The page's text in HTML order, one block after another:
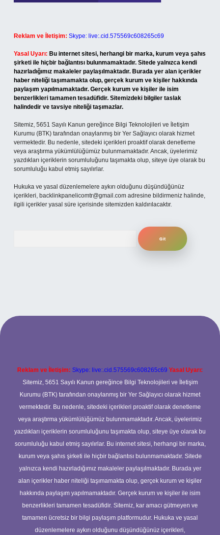
Reklam ve İletişim: Skype: live:.cid.575569c608265c69
Yasal Uyarı: Bu internet sitesi, herhangi bir marka, kurum veya şahıs
şirketi ile hiçbir bağlantısı bulunmamaktadır. Sitede yalnızca kendi
hazırladığımız makaleler paylaşılmaktadır. Burada yer alan içerikler
haber niteliği taşımamakta olup, gerçek kurum ve kişiler hakkında
paylaşım yapılmamaktadır. Gerçek kurum ve kişiler ile isim
benzerlikleri tamamen tesadüfidir. Sitemizdeki bilgiler taslak
halindedir ve tavsiye niteliği taşımazlar.
Sitemiz, 5651 Sayılı Kanun gereğince Bilgi Teknolojileri ve İletişim
Kurumu (BTK) tarafından onaylanmış bir Yer Sağlayıcı olarak hizmet
vermektedir. Bu nedenle, sitedeki içerikleri proaktif olarak denetleme
veya araştırma yükümlülüğümüz bulunmamaktadır. Ancak, üyelerimiz
yazdıkları içeriklerin sorumluluğunu taşımakta olup, siteye üye olarak bu
sorumluluğu kabul etmiş sayılırlar.
Hukuka ve yasal düzenlemelere aykırı olduğunu düşündüğünüz
içerikleri, backlinkpanelicomtr@gmail.com adresine bildirmeniz halinde,
ilgili içerikler yasal süre içerisinde sitemizden kaldırılacaktır.
betexper.xyz
Reklam ve İletişim: Skype: live:.cid.575569c608265c69 Yasal Uyarı:
Sitemiz, 5651 Sayılı Kanun gereğince Bilgi Teknolojileri ve İletişim
Kurumu (BTK) tarafından onaylanmış bir Yer Sağlayıcı olarak hizmet
vermektedir. Bu nedenle, sitedeki içerikleri proaktif olarak denetleme
veya araştırma yükümlülüğümüz bulunmamaktadır. Ancak, üyelerimiz
yazdıkları içeriklerin sorumluluğunu taşımakta olup, siteye üye olarak bu
sorumluluğu kabul etmiş sayılırlar. Bu internet sitesi, herhangi bir marka,
kurum veya şahıs şirketi ile hiçbir bağlantısı bulunmamaktadır. Sitede
yalnızca kendi hazırladığımız makaleler paylaşılmaktadır. Burada yer
alan içerikler haber niteliği taşımamakta olup, gerçek kurum ve kişiler
hakkında paylaşım yapılmamaktadır. Gerçek kurum ve kişiler ile isim
benzerlikleri tamamen tesadüfidir. Sitemiz, kar amacı gütmeyen ve
tamamen ücretsiz bir bilgi paylaşım platformudur. Hukuka ve yasal
düzenlemelere aykırı olduğunu düşündüğünüz içerikleri,